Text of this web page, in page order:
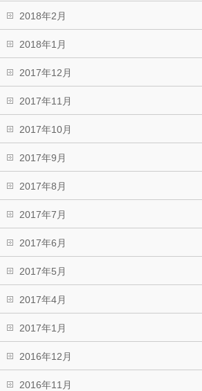
2018年2月
2018年1月
2017年12月
2017年11月
2017年10月
2017年9月
2017年8月
2017年7月
2017年6月
2017年5月
2017年4月
2017年1月
2016年12月
2016年11月